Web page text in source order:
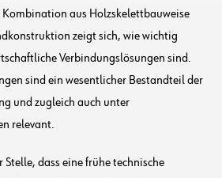
Kombination aus Holzskelettbauweise
zeigt sich, wie wichtig
Verbindungslösungen sind.
sind ein wesentlicher Bestandteil der
und zugleich auch unter
relevant.
dass eine frühe technische